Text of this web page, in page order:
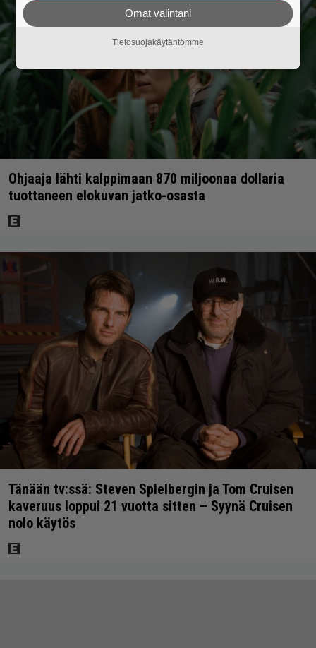
Ohjaaja lähti kalppimaan 870 miljoonaa dollaria
tuottaneen elokuvan jatko-osasta
Tänään tv:ssä: Steven Spielbergin ja Tom Cruisen
kaveruus loppui 21 vuotta sitten – Syynä Cruisen
nolo käytös
Omat valintani
Tietosuojakäytäntömme